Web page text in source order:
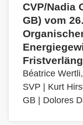
CVP/Nadia
GB) vom
Béatrice
SVP
Kurt
GB
Dolores